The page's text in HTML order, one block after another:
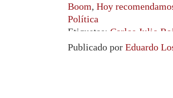
Boom, Hoy
Política
Etiquetas: Carlos Julio
presos políticos,ramo
Publicado por Eduardo